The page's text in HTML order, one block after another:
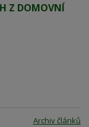
Z DOMOVNÍ
Archiv článků